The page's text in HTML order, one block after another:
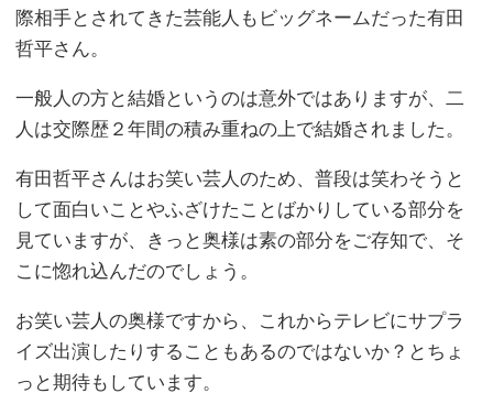
際相手とされてきた芸能人もビッグネームだった有田
哲平さん。
一般人の方と結婚というのは意外ではありますが、二
人は交際歴２年間の積み重ねの上で結婚されました。
有田哲平さんはお笑い芸人のため、普段は笑わそうと
して面白いことやふざけたことばかりしている部分を
見ていますが、きっと奥様は素の部分をご存知で、そ
こに惚れ込んだのでしょう。
お笑い芸人の奥様ですから、これからテレビにサプラ
イズ出演したりすることもあるのではないか？とちょ
っと期待もしています。